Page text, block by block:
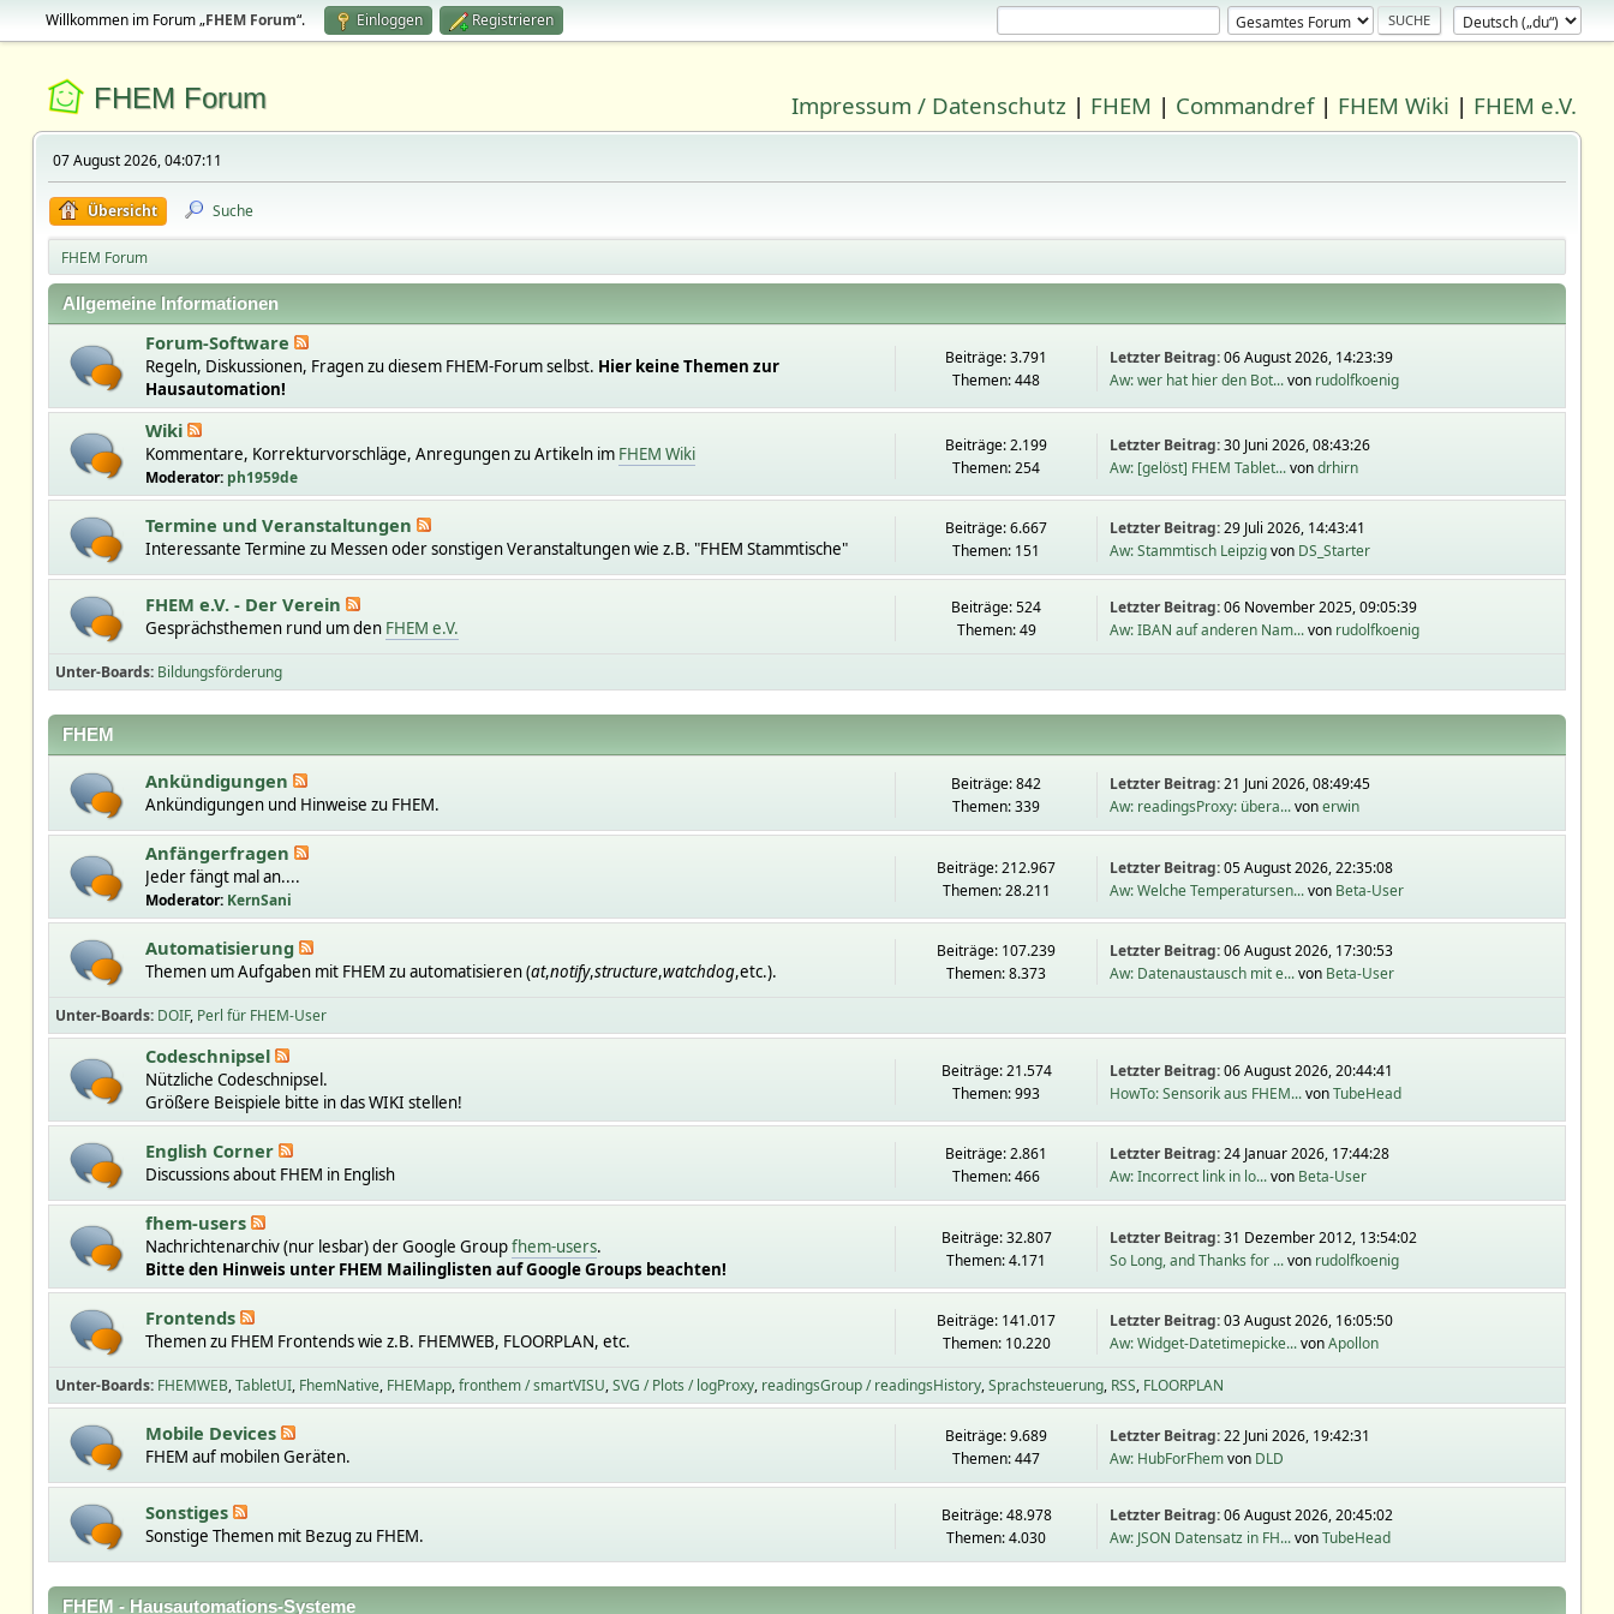
Willkommen im Forum „FHEM Forum“. Einloggen Registrieren
FHEM Forum Impressum / Datenschutz | FHEM | Commandref| FHEM Wiki | FHEM e.V.
07 August 2026, 04:07:11
Übersicht Suche
FHEM Forum
Allgemeine Informationen
Forum-Software
Regeln, Diskussionen, Fragen zu diesem FHEM-Forum selbst. Hier keine Themen zur
Hausautomation!
Beiträge: 3.791
Themen: 448
Letzter Beitrag:06 August 2026, 14:23:39
Aw: wer hat hier den Bot...von rudolfkoenig
Wiki
Kommentare, Korrekturvorschläge, Anregungen zu Artikeln im FHEM Wiki
Moderator: ph1959de
Beiträge: 2.199
Themen: 254
Letzter Beitrag:30 Juni 2026, 08:43:26
Aw: [gelöst] FHEM Tablet...vondrhirn
Termine und Veranstaltungen
Interessante Termine zu Messen oder sonstigen Veranstaltungen wie z.B. "FHEM Stammtische"
Beiträge: 6.667
Themen: 151
Letzter Beitrag:29 Juli 2026, 14:43:41
Aw: Stammtisch Leipzigvon DS_Starter
FHEM e.V. - Der Verein
Gesprächsthemen rund um den FHEM e.V.
Beiträge: 524
Themen: 49
Letzter Beitrag:06 November 2025, 09:05:39
Aw: IBAN auf anderen Nam...von rudolfkoenig
Unter-Boards Bildungsförderung
FHEM
Ankündigungen
Ankündigungen und Hinweise zu FHEM.
Beiträge: 842
Themen: 339
Letzter Beitrag:21 Juni 2026, 08:49:45
Aw: readingsProxy: übera...vonerwin
Anfängerfragen
Jeder fängt mal an....
Moderator: KernSani
Beiträge: 212.967
Themen: 28.211
Letzter Beitrag:05 August 2026, 22:35:08
Aw: Welche Temperatursen...von Beta-User
Automatisierung
Themen um Aufgaben mit FHEM zu automatisieren (at,notify,structure,watchdog,etc.).
Beiträge: 107.239
Themen: 8.373
Letzter Beitrag:06 August 2026, 17:30:53
Aw: Datenaustausch mit e...von Beta-User
Unter-Boards DOIF Perl für FHEM-User
Codeschnipsel
Nützliche Codeschnipsel.
Größere Beispiele bitte in das WIKI stellen!
Beiträge: 21.574
Themen: 993
Letzter Beitrag:06 August 2026, 20:44:41
HowTo: Sensorik aus FHEM...vonTubeHead
English Corner
Discussions about FHEM in English
Beiträge: 2.861
Themen: 466
Letzter Beitrag:24 Januar 2026, 17:44:28
Aw: Incorrect link in lo...von Beta-User
fhem-users
Nachrichtenarchiv (nur lesbar) der Google Groupfhem-users.
Bitte den Hinweis unter FHEM Mailinglisten auf Google Groups beachten!
Beiträge: 32.807
Themen: 4.171
Letzter Beitrag:31 Dezember 2012, 13:54:02
So Long, and Thanks for ...von rudolfkoenig
Frontends
Themen zu FHEM Frontends wie z.B. FHEMWEB, FLOORPLAN, etc.
Beiträge: 141.017
Themen: 10.220
Letzter Beitrag:03 August 2026, 16:05:50
Aw: Widget-Datetimepicke...vonApollon
Unter-Boards FHEMWEB TabletUI FhemNative FHEMapp fronthem / smartVISU SVG / Plots / logProxy readingsGroup / readingsHistory Sprachsteuerung RSS FLOORPLAN
Mobile Devices
FHEM auf mobilen Geräten.
Beiträge: 9.689
Themen: 447
Letzter Beitrag:22 Juni 2026, 19:42:31
Aw: HubForFhemvon DLD
Sonstiges
Sonstige Themen mit Bezug zu FHEM.
Beiträge: 48.978
Themen: 4.030
Letzter Beitrag:06 August 2026, 20:45:02
Aw: JSON Datensatz in FH...vonTubeHead
FHEM - Hausautomations-Systeme